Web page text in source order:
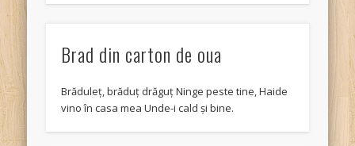
Brad din carton de oua
Brăduleț, brăduț drăguț Ninge peste tine, Haide
vino în casa mea Unde-i cald și bine.